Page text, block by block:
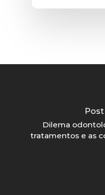
Dilema
tratamentos e as